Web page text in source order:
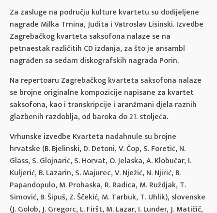
Za zasluge na području kulture kvartetu su dodijeljene
nagrade Milka Trnina, Judita i Vatroslav Lisinski. Izvedbe
Zagrebačkog kvarteta saksofona nalaze se na
petnaestak različitih CD izdanja, za što je ansambl
nagrađen sa sedam diskografskih nagrada Porin.
Na repertoaru Zagrebačkog kvarteta saksofona nalaze
se brojne originalne kompozicije napisane za kvartet
saksofona, kao i transkripcije i aranžmani djela raznih
glazbenih razdoblja, od baroka do 21. stoljeća.
Vrhunske izvedbe Kvarteta nadahnule su brojne
hrvatske (B. Bjelinski, D. Detoni, V. Čop, S. Foretić, N.
Gläss, S. Glojnarić, S. Horvat, O. Jelaska, A. Klobučar, I.
Kuljerić, B. Lazarin, S. Majurec, V. Nježić, N. Njirić, B.
Papandopulo, M. Prohaska, R. Radica, M. Ruždjak, T.
Simović, B. Šipuš, Z. Ščekić, M. Tarbuk, T. Uhlik), slovenske
(J. Golob, J. Gregorc, L. Firšt, M. Lazar, I. Lunder, J. Matičič,